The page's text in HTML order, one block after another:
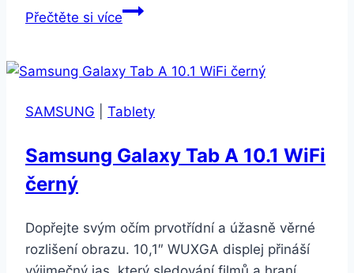
Přečtěte si víceSmartuj
náramek
kůže
korálky
Rak-
Cancer
SAMSUNG Tablety
Samsung Galaxy Tab A 10.1 WiFi
černý
Dopřejte svým očím prvotřídní a úžasně věrné
rozlišení obrazu. 10,1″ WUXGA displej přináší